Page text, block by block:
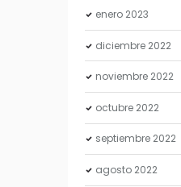
enero 2023
diciembre 2022
noviembre 2022
octubre 2022
septiembre 2022
agosto 2022